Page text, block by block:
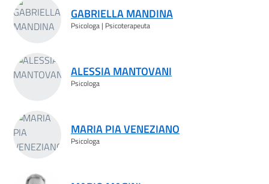
GABRIELLA MANDINA
Psicologa | Psicoterapeuta
ALESSIA MANTOVANI
Psicologa
MARIA PIA VENEZIANO
Psicologa